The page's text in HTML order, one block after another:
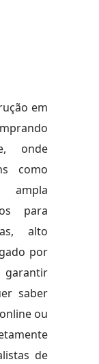
em
onde
como
ampla
para
alto
por
saber
ou
de